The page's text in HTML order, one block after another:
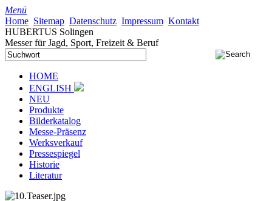
Menü
Home Sitemap Datenschutz Impressum Kontakt
HUBERTUS Solingen
Messer für Jagd, Sport, Freizeit & Beruf
HOME
ENGLISH
NEU
Produkte
Bilderkatalog
Messe-Präsenz
Werksverkauf
Pressespiegel
Historie
Literatur